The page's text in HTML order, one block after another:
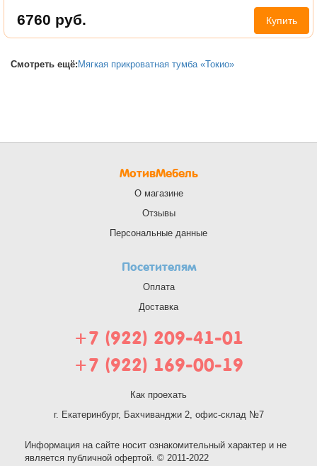
6760 руб. Купить
Смотреть ещё: Мягкая прикроватная тумба «Токио»
МотивМебель
О магазине
Отзывы
Персональные данные
Посетителям
Оплата
Доставка
+7 (922) 209-41-01
+7 (922) 169-00-19
Как проехать
г. Екатеринбург, Бахчиванджи 2, офис-склад №7
Информация на сайте носит ознакомительный характер и не
является публичной офертой. © 2011-2022